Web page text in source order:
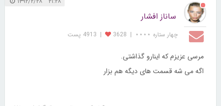
ساناز افشار
چهار ستاره ⋆⋆⋆⋆ |
3628
| 4913 پست
مرسی عزیزم که اینارو گذاشتی.
اگه می شه قسمت های دیگه هم بزار